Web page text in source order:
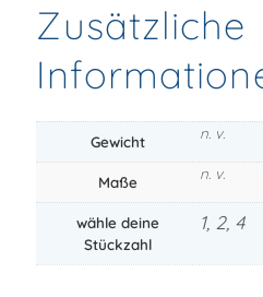
Zusätzliche
Gewicht n. v.
Maße n. v.
wähle deine
Stückzahl
1, 2, 4